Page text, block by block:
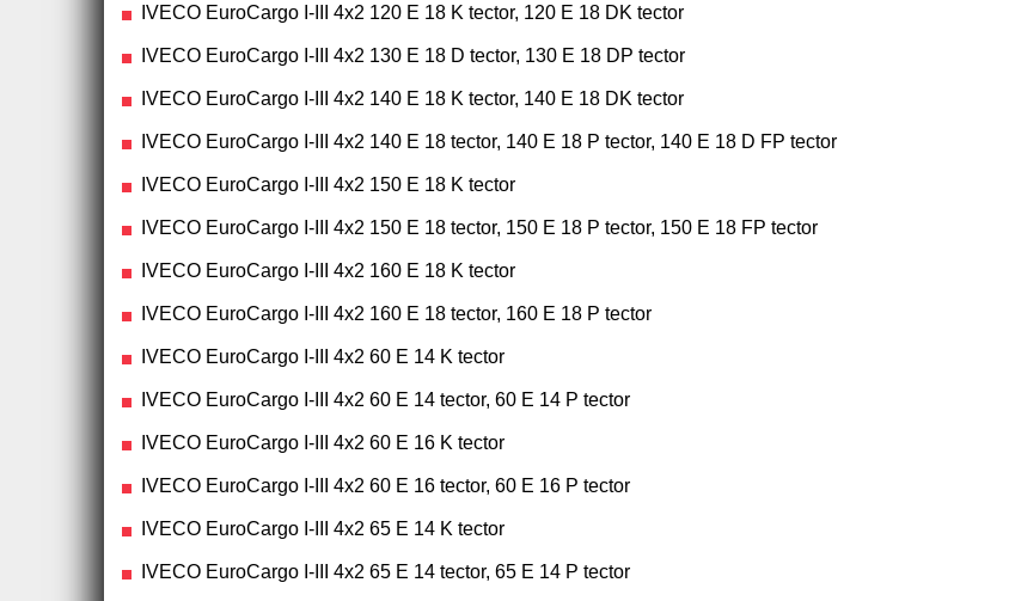
IVECO EuroCargo I-III 4x2 120 E 18 K tector, 120 E 18 DK tector
IVECO EuroCargo I-III 4x2 130 E 18 D tector, 130 E 18 DP tector
IVECO EuroCargo I-III 4x2 140 E 18 K tector, 140 E 18 DK tector
IVECO EuroCargo I-III 4x2 140 E 18 tector, 140 E 18 P tector, 140 E 18 D FP tector
IVECO EuroCargo I-III 4x2 150 E 18 K tector
IVECO EuroCargo I-III 4x2 150 E 18 tector, 150 E 18 P tector, 150 E 18 FP tector
IVECO EuroCargo I-III 4x2 160 E 18 K tector
IVECO EuroCargo I-III 4x2 160 E 18 tector, 160 E 18 P tector
IVECO EuroCargo I-III 4x2 60 E 14 K tector
IVECO EuroCargo I-III 4x2 60 E 14 tector, 60 E 14 P tector
IVECO EuroCargo I-III 4x2 60 E 16 K tector
IVECO EuroCargo I-III 4x2 60 E 16 tector, 60 E 16 P tector
IVECO EuroCargo I-III 4x2 65 E 14 K tector
IVECO EuroCargo I-III 4x2 65 E 14 tector, 65 E 14 P tector